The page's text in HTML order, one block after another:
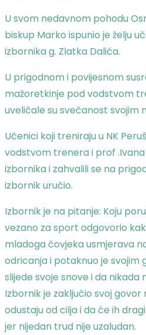
U svom nedavnom pohodu
biskup Marko ispunio je želju
izbornika g. Zlatka Dalića.
U prigodnom i povijesnom
mažoretkinje pod vodstvom
uveličale su svečanost svojim
Učenici koji treniraju u NK
vodstvom trenera i prof
izbornika i zahvalili se na
izbornik uručio.
Izbornik je na pitanje: Koju
vezano za sport odgovorio
mladoga čovjeka usmjerava
odricanja i potaknuo je svojim
slijede svoje snove i da nikada
Izbornik je zaključio svoj
odustaju od cilja i da će ih
jer nijedan trud nije uzaludan.